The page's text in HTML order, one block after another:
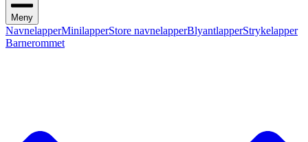
Meny
NavnelapperMinilapperStore navnelapperBlyantlapperStrykelapper
Barnerommet